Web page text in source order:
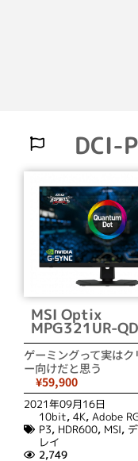
DCI-
MSI Optix
MPG321UR-QD
ゲーミングって実はク
ー向けだと思う
¥59,900
2021年09月16日
10bit, 4K, Adobe
P3, HDR600, MSI,
レイ
2,749